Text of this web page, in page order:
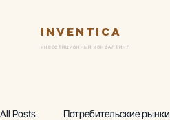
Inventica
ИНВЕСТИЦИОННЫЙ КОНСАЛТИНГ
All Posts Потребительские рынки